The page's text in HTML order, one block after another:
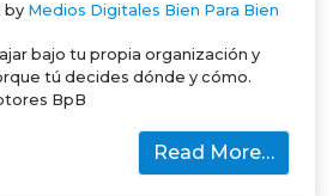
by Medios Digitales Bien Para Bien
bajo tu propia organización y
tú decides dónde y cómo.
BpB
Read More…